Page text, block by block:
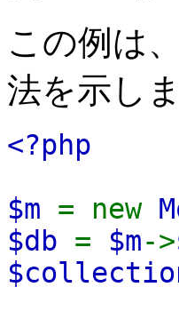
この例は
法を示しま
<?php
$m = new
$db = $m->